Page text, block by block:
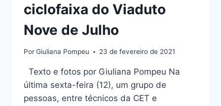
ciclofaixa do Viaduto
Nove de Julho
PorGiuliana Pompeu 23 de fevereiro de 2021
Texto e fotos por Giuliana Pompeu Na
última sexta-feira (12), um grupo de
pessoas, entre técnicos da CET e